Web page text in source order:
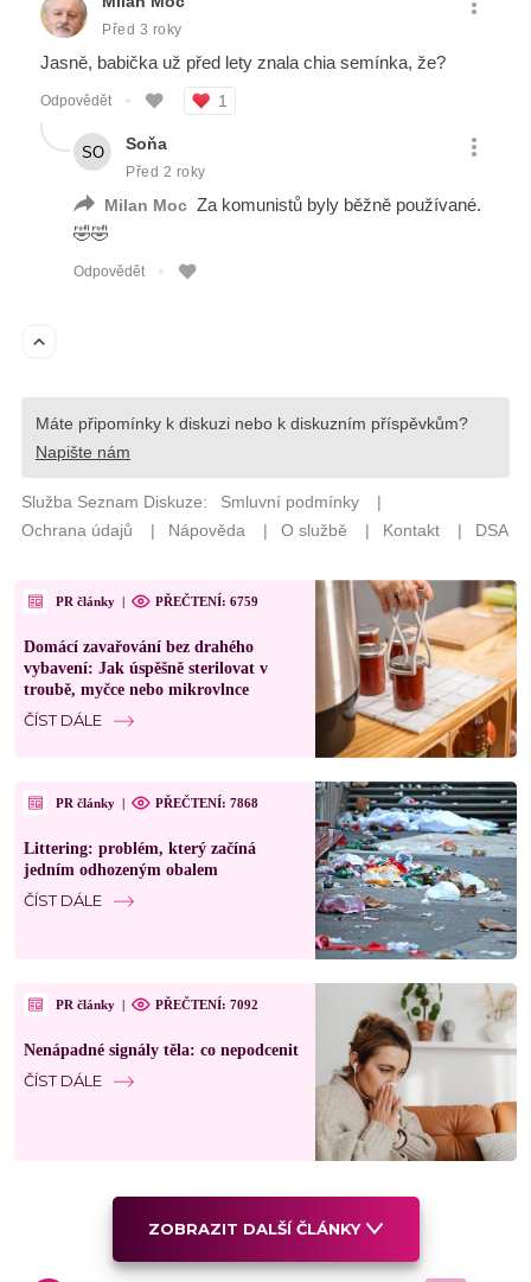
PR články | PŘEČTENÍ: 6759
Domácí zavařování bez drahého
vybavení: Jak úspěšně sterilovat v
troubě, myčce nebo mikrovlnce
ČÍST DÁLE
PR články | PŘEČTENÍ: 7868
Littering: problém, který začíná
jedním odhozeným obalem
ČÍST DÁLE
PR články | PŘEČTENÍ: 7092
Nenápadné signály těla: co nepodcenit
ČÍST DÁLE
ZOBRAZIT DALŠÍ ČLÁNKY